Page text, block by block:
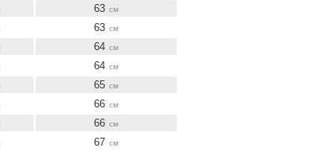
63 см
63 см
64 см
64 см
65 см
66 см
66 см
67 см